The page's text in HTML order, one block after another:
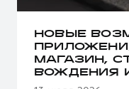
НОВЫЕ
МАГАЗИН,
ВОЖДЕНИЯ